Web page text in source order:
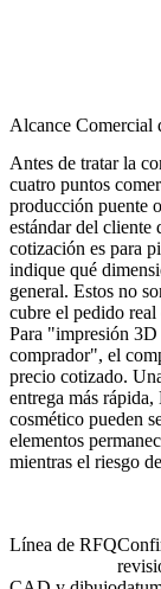
Alcance Comercial
Antes de tratar la
cuatro puntos
producción puente
estándar del cliente
cotización es para
indique qué
general. Estos no
cubre el pedido
Para "impresión 3D
comprador", el
precio cotizado.
entrega más
cosmético pueden
elementos
mientras el riesgo
Línea de RFQ